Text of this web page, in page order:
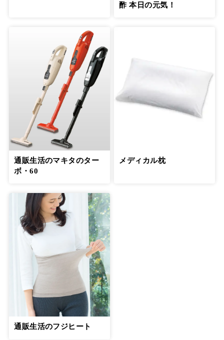
酢 本日の元気！
通販生活のマキタのター
ボ・60
メディカル枕
通販生活のフジヒート